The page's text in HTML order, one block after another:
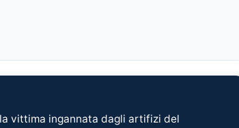
vittima ingannata dagli artifizi del